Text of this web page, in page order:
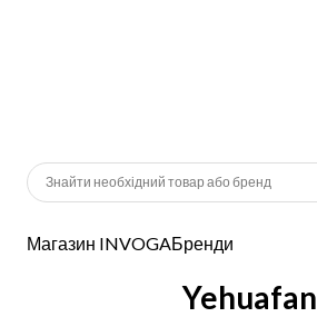
Магазин INVOGAБренди
Yehuafan